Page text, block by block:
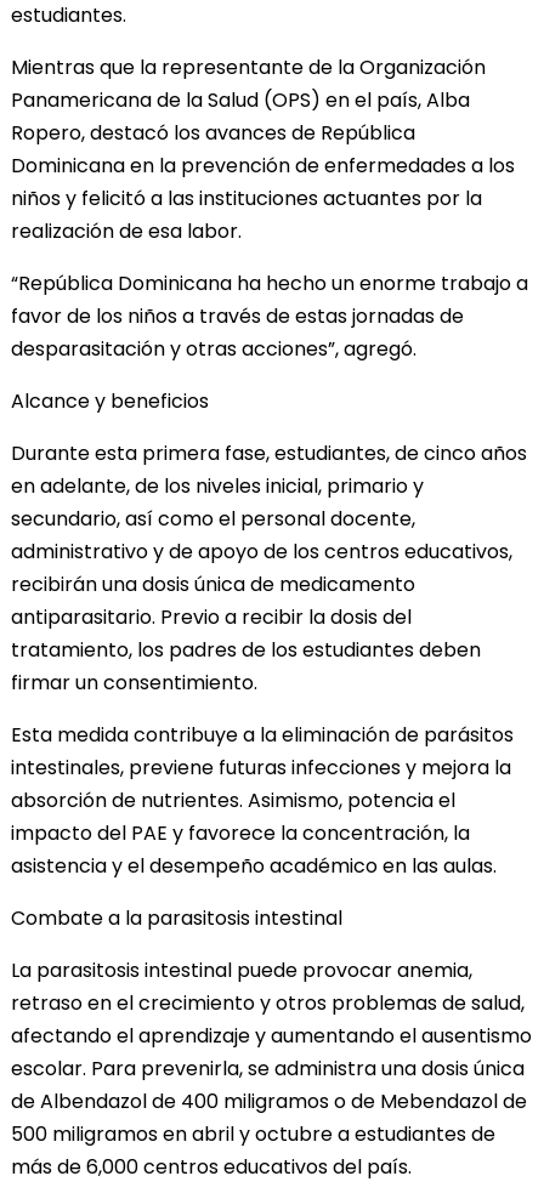
estudiantes.
Mientras que la representante de la Organización
Panamericana de la Salud (OPS) en el país, Alba
Ropero, destacó los avances de República
Dominicana en la prevención de enfermedades a los
niños y felicitó a las instituciones actuantes por la
realización de esa labor.
“República Dominicana ha hecho un enorme trabajo a
favor de los niños a través de estas jornadas de
desparasitación y otras acciones”, agregó.
Alcance y beneficios
Durante esta primera fase, estudiantes, de cinco años
en adelante, de los niveles inicial, primario y
secundario, así como el personal docente,
administrativo y de apoyo de los centros educativos,
recibirán una dosis única de medicamento
antiparasitario. Previo a recibir la dosis del
tratamiento, los padres de los estudiantes deben
firmar un consentimiento.
Esta medida contribuye a la eliminación de parásitos
intestinales, previene futuras infecciones y mejora la
absorción de nutrientes. Asimismo, potencia el
impacto del PAE y favorece la concentración, la
asistencia y el desempeño académico en las aulas.
Combate a la parasitosis intestinal
La parasitosis intestinal puede provocar anemia,
retraso en el crecimiento y otros problemas de salud,
afectando el aprendizaje y aumentando el ausentismo
escolar. Para prevenirla, se administra una dosis única
de Albendazol de 400 miligramos o de Mebendazol de
500 miligramos en abril y octubre a estudiantes de
más de 6,000 centros educativos del país.